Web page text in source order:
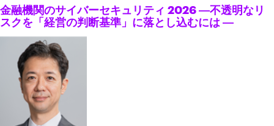
金融機関のサイバーセキュリティ 2026 ―不透明なリ
スクを「経営の判断基準」に落とし込むには ―